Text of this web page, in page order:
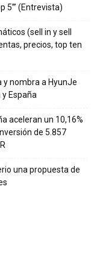
5’” (Entrevista)
(sell in y sell
precios, top ten
y nombra a HyunJe
España
aceleran un 10,16%
de 5.857
una propuesta de